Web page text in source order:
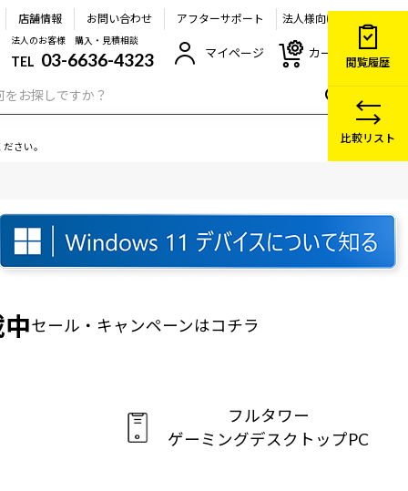
店舗情報 お問い合わせ アフターサポート 法人様向け
法人のお客様 購入・見積相談
TEL 03-6636-4323 マイページ カート
さい。
セール・キャンペーンはコチラ
フルタワー
ゲーミングデスクトップPC
閲覧履歴
比較リスト